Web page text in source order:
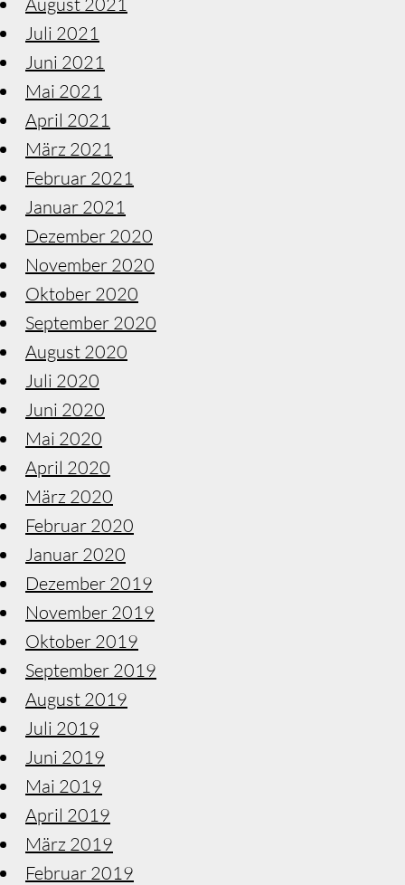
Juli 2021
Juni 2021
Mai 2021
April 2021
März 2021
Februar 2021
Januar 2021
Dezember 2020
November 2020
Oktober 2020
September 2020
August 2020
Juli 2020
Juni 2020
Mai 2020
April 2020
März 2020
Februar 2020
Januar 2020
Dezember 2019
November 2019
Oktober 2019
September 2019
August 2019
Juli 2019
Juni 2019
Mai 2019
April 2019
März 2019
Februar 2019